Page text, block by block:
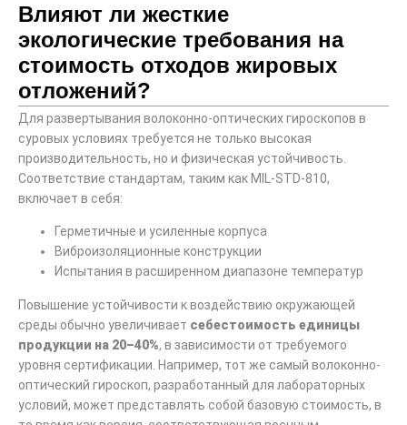
Влияют ли жесткие
экологические требования на
стоимость отходов жировых
отложений?
Для развертывания волоконно-оптических гироскопов в
суровых условиях требуется не только высокая
производительность, но и физическая устойчивость.
Соответствие стандартам, таким как MIL-STD-810,
включает в себя:
Герметичные и усиленные корпуса
Виброизоляционные конструкции
Испытания в расширенном диапазоне температур
Повышение устойчивости к воздействию окружающей
среды обычно увеличивает себестоимость единицы
продукции на 20–40%, в зависимости от требуемого
уровня сертификации. Например, тот же самый волоконно-
оптический гироскоп, разработанный для лабораторных
условий, может представлять собой базовую стоимость, в